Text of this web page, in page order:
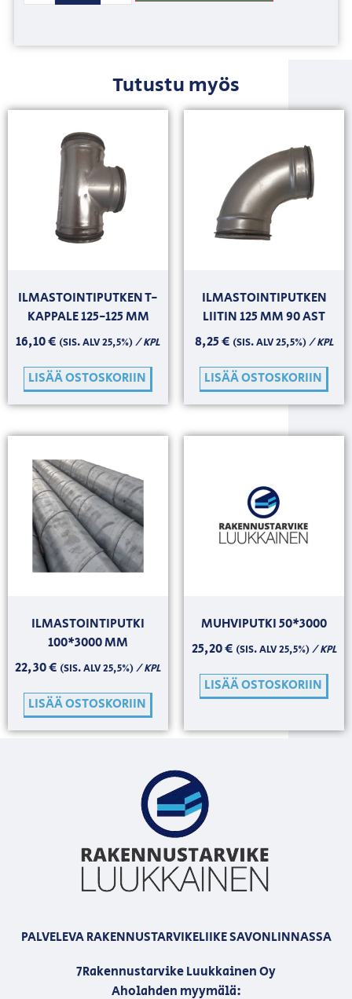
Tutustu myös
ILMASTOINTIPUTKEN T-
KAPPALE 125-125 MM
16,10€ (SIS. ALV 25,5%)/ KPL
LISÄÄ OSTOSKORIIN
ILMASTOINTIPUTKEN
LIITIN 125 MM 90 AST
8,25€ (SIS. ALV 25,5%)/ KPL
LISÄÄ OSTOSKORIIN
ILMASTOINTIPUTKI
100*3000 MM
22,30€ (SIS. ALV 25,5%)/ KPL
LISÄÄ OSTOSKORIIN
MUHVIPUTKI 50*3000
25,20€ (SIS. ALV 25,5%)/ KPL
LISÄÄ OSTOSKORIIN
PALVELEVA RAKENNUSTARVIKELIIKE SAVONLINNASSA
7Rakennustarvike Luukkainen Oy
Aholahden myymälä: